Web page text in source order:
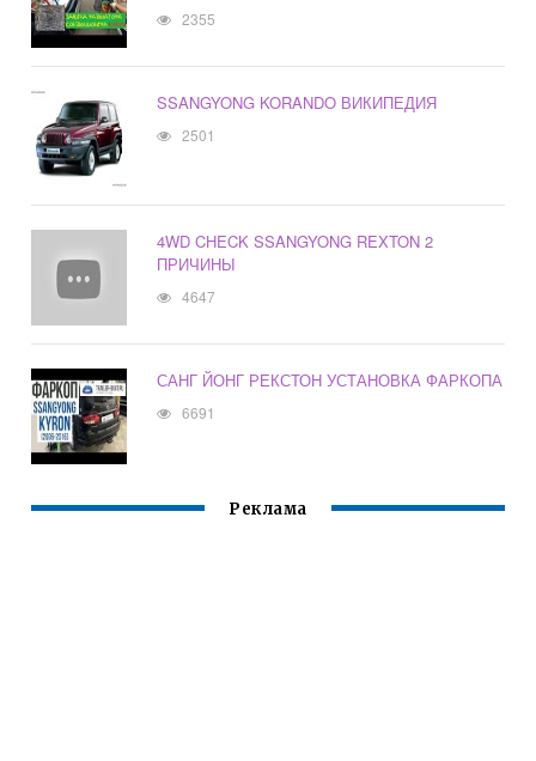
2355
SSANGYONG KORANDO ВИКИПЕДИЯ
2501
4WD CHECK SSANGYONG REXTON 2
ПРИЧИНЫ
4647
САНГ ЙОНГ РЕКСТОН УСТАНОВКА ФАРКОПА
6691
Реклама